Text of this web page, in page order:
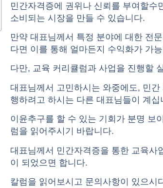
민간자격증에 권위나 신뢰를 부여할수
소비되는 시장을 만들 수 있습니다.
만약 대표님께서 특정 분야에 대한 전
다면 이를 통해 얼마든지 수익화가 가
다만, 교육 커리큘럼과 사업을 진행할
대표님께서 고민하시는 와중에도, 민
행하려고 하시는 다른 대표님들이 계십
이윤추구를 할 수 있는 기회가 분명 보
럼을 읽어주시기 바랍니다.
대표님께서 민간자격증을 통한 교육사
이 되었으면 합니다.
칼럼을 읽어보시고 문의사항이 있으시